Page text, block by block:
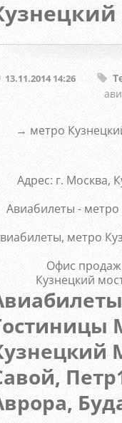
13.11.2014 14:26
→ метро
Адрес: г. Москва,
Авиабилеты - метро
метро
Офис продаж
Кузнецкий